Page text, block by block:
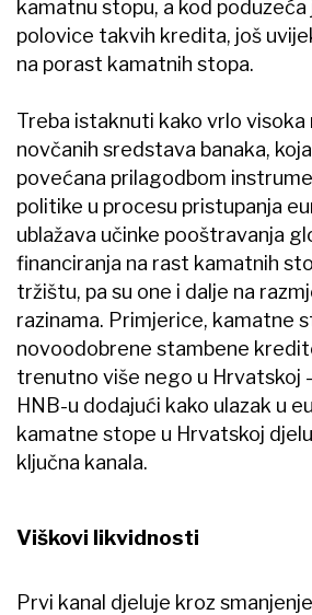
kamatnu stopu, a kod
polovice takvih kredita, još
na porast kamatnih stopa.
Treba istaknuti kako vrlo visoka
novčanih sredstava banaka,
povećana prilagodbom
politike u procesu pristupanja
ublažava učinke pooštravanja
financiranja na rast kamatnih
tržištu, pa su one i dalje na
razinama. Primjerice, kamatne
novoodobrene stambene
trenutno više nego u Hrvatskoj
HNB-u dodajući kako ulazak u
kamatne stope u Hrvatskoj
ključna kanala.
Viškovi likvidnosti
Prvi kanal djeluje kroz